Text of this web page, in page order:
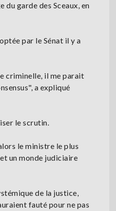
garde des Sceaux, en
par le Sénat il y a
criminelle, il me parait
a expliqué
le scrutin.
le ministre le plus
un monde judiciaire
de la justice,
fauté pour ne pas